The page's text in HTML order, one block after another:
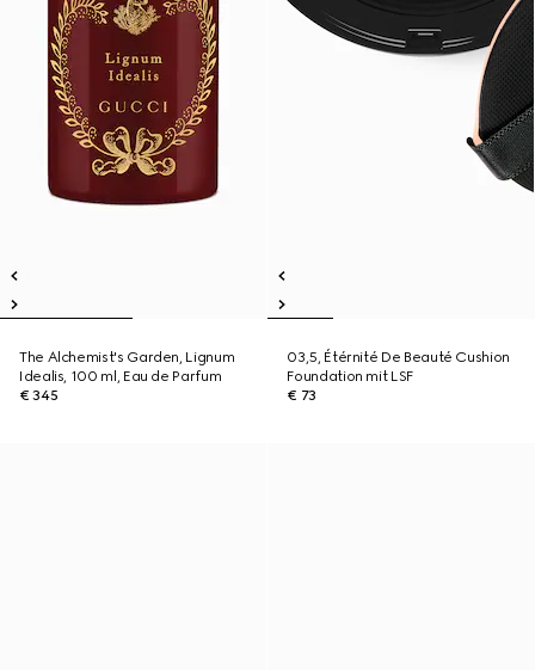
The Alchemist's Garden, Lignum
Idealis, 100 ml, Eau de Parfum
€ 345
03,5, Étérnité De Beauté Cushion
Foundation mit LSF
€ 73